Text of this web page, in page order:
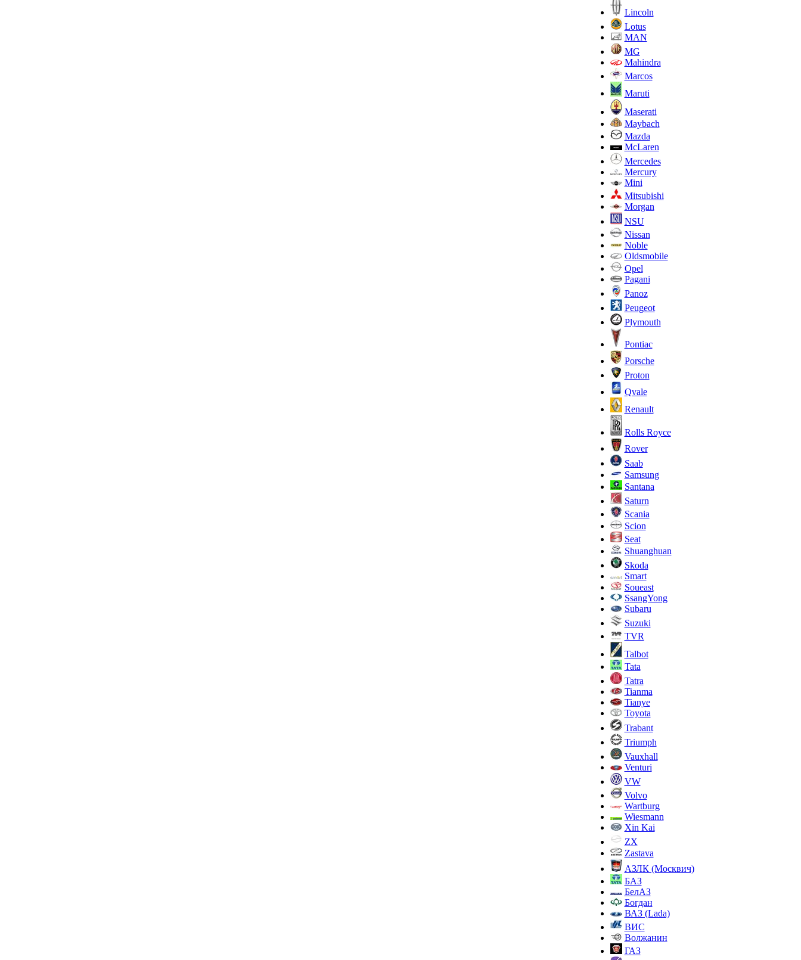
Lincoln
Lotus
MAN
MG
Mahindra
Marcos
Maruti
Maserati
Maybach
Mazda
McLaren
Mercedes
Mercury
Mini
Mitsubishi
Morgan
NSU
Nissan
Noble
Oldsmobile
Opel
Pagani
Panoz
Peugeot
Plymouth
Pontiac
Porsche
Proton
Qvale
Renault
Rolls Royce
Rover
Saab
Samsung
Santana
Saturn
Scania
Scion
Seat
Shuanghuan
Skoda
Smart
Soueast
SsangYong
Subaru
Suzuki
TVR
Talbot
Tata
Tatra
Tianma
Tianye
Toyota
Trabant
Triumph
Vauxhall
Venturi
VW
Volvo
Wartburg
Wiesmann
Xin Kai
ZX
Zastava
АЗЛК (Москвич)
БАЗ
БелАЗ
Богдан
ВАЗ (Lada)
ВИС
Волжанин
ГАЗ